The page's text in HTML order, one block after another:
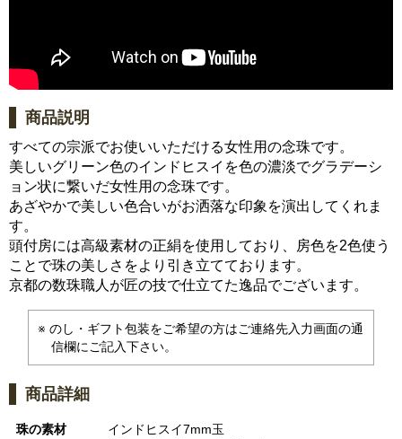
商品説明
すべての宗派でお使いいただける女性用の念珠です。
美しいグリーン色のインドヒスイを色の濃淡でグラデーシ
ョン状に繋いだ女性用の念珠です。
あざやかで美しい色合いがお洒落な印象を演出してくれま
す。
頭付房には高級素材の正絹を使用しており、房色を2色使う
ことで珠の美しさをより引き立てております。
京都の数珠職人が匠の技で仕立てた逸品でございます。
のし・ギフト包装をご希望の方はご連絡先入力画面の通
信欄にご記入下さい。
商品詳細
珠の素材
インドヒスイ7mm玉